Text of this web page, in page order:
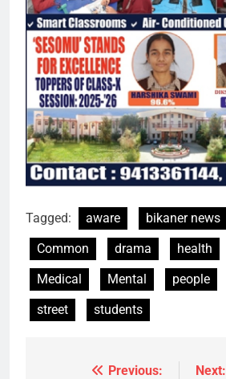
Tagged: aware bikaner news
Common
drama health
Medical
Mental people
street
students
Previous:
Next: